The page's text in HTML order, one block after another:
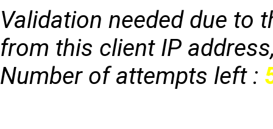
Validation needed due to
from this client IP
Number of attempts left :